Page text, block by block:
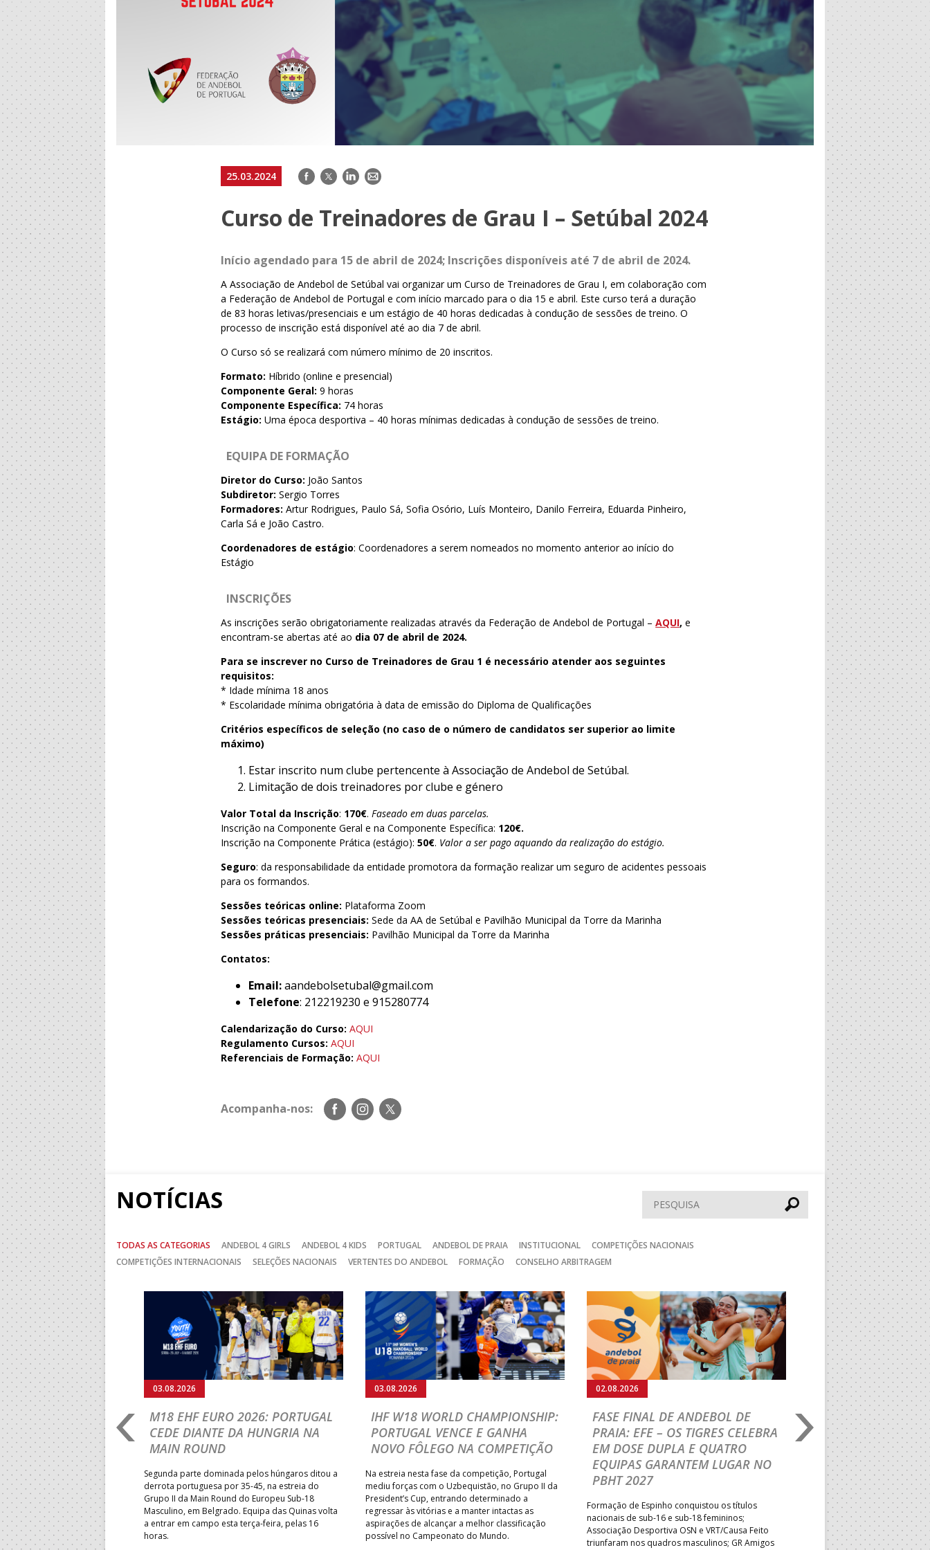
25.03.2024 Facebook
TwitterLinkedIn
E-
Curso de Treinadores de Grau I – Setúbal 2024
Início agendado para 15 de abril de 2024; Inscrições disponíveis até 7 de abril de 2024.
A Associação de Andebol de Setúbal vai organizar um Curso de Treinadores de Grau I, em colaboração com
a Federação de Andebol de Portugal e com início marcado para o dia 15 e abril. Este curso terá a duração
de 83 horas letivas/presenciais e um estágio de 40 horas dedicadas à condução de sessões de treino. O
processo de inscrição está disponível até ao dia 7 de abril.
O Curso só se realizará com número mínimo de 20 inscritos.
Formato: Híbrido (online e presencial)
Componente Geral:9 horas
Componente Específica: 74 horas
Estágio:Uma época desportiva – 40 horas mínimas dedicadas à condução de sessões de treino.
EQUIPA DE FORMAÇÃO
Diretor do Curso: João Santos
Subdiretor:Sergio Torres
Formadores: Artur Rodrigues, Paulo Sá, Sofia Osório, Luís Monteiro, Danilo Ferreira, Eduarda Pinheiro,
Carla Sá e João Castro.
Coordenadores de estágio: Coordenadores a serem nomeados no momento anterior ao início do
Estágio
INSCRIÇÕES
As inscrições serão obrigatoriamente realizadas através da Federação de Andebol de Portugal –AQUI, e
encontram-se abertas até ao dia 07 de abril de 2024.
Para se inscrever no Curso de Treinadores de Grau 1 é necessário atender aos seguintes
requisitos:
* Idade mínima 18 anos
* Escolaridade mínima obrigatória à data de emissão do Diploma de Qualificações
Critérios específicos de seleção (no caso de o número de candidatos ser superior ao limite
máximo)
Estar inscrito num clube pertencente à Associação de Andebol de Setúbal.
Limitação de dois treinadores por clube e género
Valor Total da Inscrição: 170€.Faseado em duas parcelas.
Inscrição na Componente Geral e na Componente Específica: 120€.
Inscrição na Componente Prática (estágio): 50€. Valor a ser pago aquando da realização do estágio.
Seguro: da responsabilidade da entidade promotora da formação realizar um seguro de acidentes pessoais
para os formandos.
Sessões teóricas online: Plataforma Zoom
Sessões teóricas presenciais: Sede da AA de Setúbal e Pavilhão Municipal da Torre da Marinha
Sessões práticas presenciais: Pavilhão Municipal da Torre da Marinha
Contatos:
Email:aandebolsetubal@gmail.com
Telefone: 212219230 e 915280774
Calendarização do Curso: AQUI
Regulamento Cursos: AQUI
Referenciais de Formação: AQUI
Acompanha-nos:
Siga-
nos
Siga-
nos
Siga-
nos
NOTÍCIAS Pesquisar
TODAS AS CATEGORIAS ANDEBOL 4 GIRLS ANDEBOL 4 KIDS PORTUGAL ANDEBOL DE PRAIA INSTITUCIONAL
COMPETIÇÕES NACIONAIS
COMPETIÇÕES INTERNACIONAIS
SELEÇÕES NACIONAIS VERTENTES DO ANDEBOL FORMAÇÃO CONSELHO ARBITRAGEM
PORTUGAL
E SEGUE NA LUTA
CLASSIFICAÇÃO
a Guiné por 28-23, em
do Grupo II da
de sub-18 Feminino,
Equipa das Quinas volta
03.08.2026
M18 EHF EURO 2026: PORTUGAL
CEDE DIANTE DA HUNGRIA NA
MAIN ROUND
Segunda parte dominada pelos húngaros ditou a
derrota portuguesa por 35-45, na estreia do
Grupo II da Main Round do Europeu Sub-18
Masculino, em Belgrado. Equipa das Quinas volta
a entrar em campo esta terça-feira, pelas 16
horas.
03.08.2026
IHF W18 WORLD CHAMPIONSHIP:
PORTUGAL VENCE E GANHA
NOVO FÔLEGO NA COMPETIÇÃO
Na estreia nesta fase da competição, Portugal
mediu forças com o Uzbequistão, no Grupo II da
President’s Cup, entrando determinado a
regressar às vitórias e a manter intactas as
aspirações de alcançar a melhor classificação
possível no Campeonato do Mundo.
02.08.2026
FASE FINAL DE ANDEBOL DE
PRAIA: EFE – OS TIGRES CELEBRA
EM DOSE DUPLA E QUATRO
EQUIPAS GARANTEM LUGAR NO
PBHT 2027
Formação de Espinho conquistou os títulos
nacionais de sub-16 e sub-18 femininos;
Associação Desportiva OSN e VRT/Causa Feito
triunfaram nos quadros masculinos; GR Amigos
02.08.2026
PORTUGAL BEACH
TOUR: VRT/LEMAR
TÍTULO INÉDITO
Formação de Leiria superou o
shoot-out e sagrou-se
primeira vez; Associação
primeiro desaire mas
no quadro feminino, num dia
descidas e as vagas para o
Seguinte